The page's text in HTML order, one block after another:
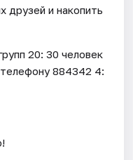
друзей и накопить
20: 30 человек
884342 4: